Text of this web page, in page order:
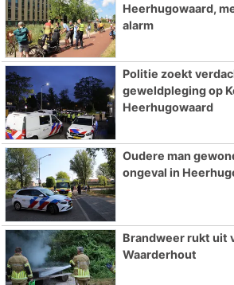
Heerhugowaard,
alarm
Politie zoekt
geweldpleging op
Heerhugowaard
Oudere man
ongeval in
Brandweer rukt uit
Waarderhout